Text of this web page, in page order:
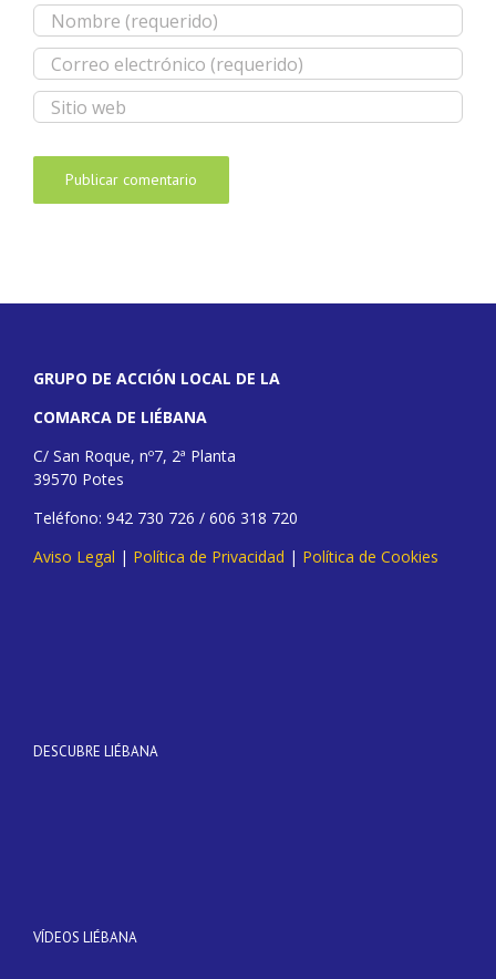
GRUPO DE ACCIÓN LOCAL DE LA
COMARCA DE LIÉBANA
C/ San Roque, nº7, 2ª Planta
39570 Potes
Teléfono: 942 730 726 / 606 318 720
Aviso Legal | Política de Privacidad | Política de Cookies
DESCUBRE LIÉBANA
VÍDEOS LIÉBANA